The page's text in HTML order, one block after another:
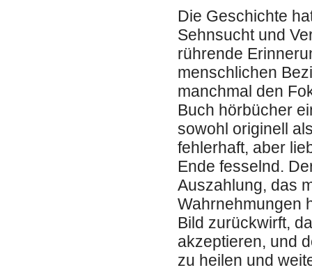
Die Geschichte
Sehnsucht und
rührende
menschlichen
manchmal den
Buch hörbücher
sowohl originell
fehlerhaft, aber
Ende fesselnd.
Auszahlung, das
Wahrnehmungen
Bild zurückwirft,
akzeptieren, und
zu heilen und